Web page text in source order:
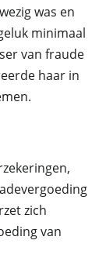
was en
minimaal
van fraude
haar in
zich
van